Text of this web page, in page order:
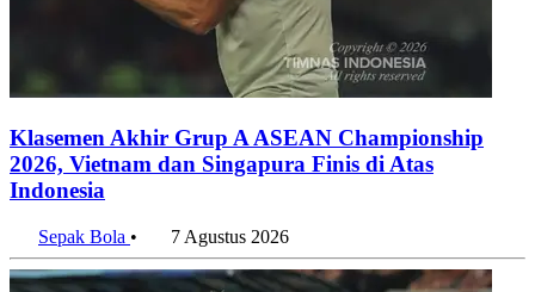
Klasemen Akhir Grup A ASEAN Championship
2026, Vietnam dan Singapura Finis di Atas
Indonesia
Sepak Bola • 7 Agustus 2026